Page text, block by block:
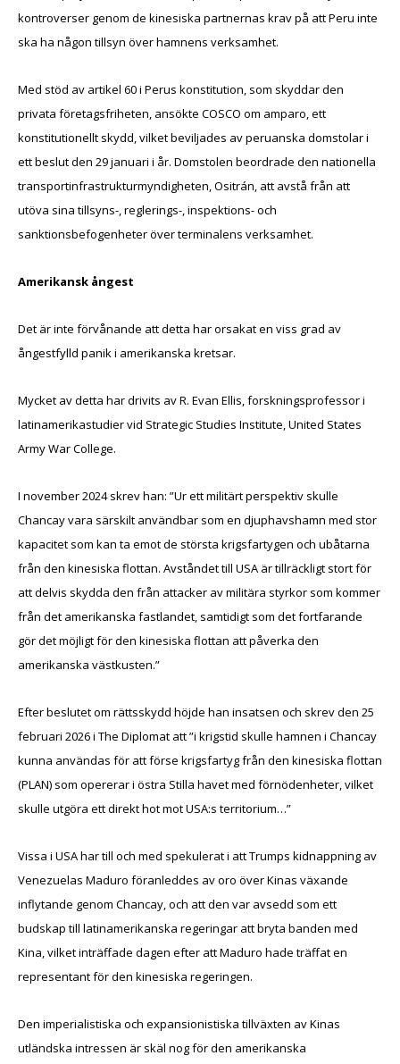
kontroverser genom de kinesiska partnernas krav på att Peru inte
ska ha någon tillsyn över hamnens verksamhet.
Med stöd av artikel 60 i Perus konstitution, som skyddar den
privata företagsfriheten, ansökte COSCO om amparo, ett
konstitutionellt skydd, vilket beviljades av peruanska domstolar i
ett beslut den 29 januari i år. Domstolen beordrade den nationella
transportinfrastrukturmyndigheten, Ositrán, att avstå från att
utöva sina tillsyns-, reglerings-, inspektions- och
sanktionsbefogenheter över terminalens verksamhet.
Amerikansk ångest
Det är inte förvånande att detta har orsakat en viss grad av
ångestfylld panik i amerikanska kretsar.
Mycket av detta har drivits av R. Evan Ellis, forskningsprofessor i
latinamerikastudier vid Strategic Studies Institute, United States
Army War College.
I november 2024 skrev han: ”Ur ett militärt perspektiv skulle
Chancay vara särskilt användbar som en djuphavshamn med stor
kapacitet som kan ta emot de största krigsfartygen och ubåtarna
från den kinesiska flottan. Avståndet till USA är tillräckligt stort för
att delvis skydda den från attacker av militära styrkor som kommer
från det amerikanska fastlandet, samtidigt som det fortfarande
gör det möjligt för den kinesiska flottan att påverka den
amerikanska västkusten.”
Efter beslutet om rättsskydd höjde han insatsen och skrev den 25
februari 2026 i The Diplomat att ”i krigstid skulle hamnen i Chancay
kunna användas för att förse krigsfartyg från den kinesiska flottan
(PLAN) som opererar i östra Stilla havet med förnödenheter, vilket
skulle utgöra ett direkt hot mot USA:s territorium…”
Vissa i USA har till och med spekulerat i att Trumps kidnappning av
Venezuelas Maduro föranleddes av oro över Kinas växande
inflytande genom Chancay, och att den var avsedd som ett
budskap till latinamerikanska regeringar att bryta banden med
Kina, vilket inträffade dagen efter att Maduro hade träffat en
representant för den kinesiska regeringen.
Den imperialistiska och expansionistiska tillväxten av Kinas
utländska intressen är skäl nog för den amerikanska